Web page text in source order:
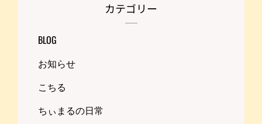
カテゴリー
BLOG
お知らせ
こちる
ちぃまるの日常